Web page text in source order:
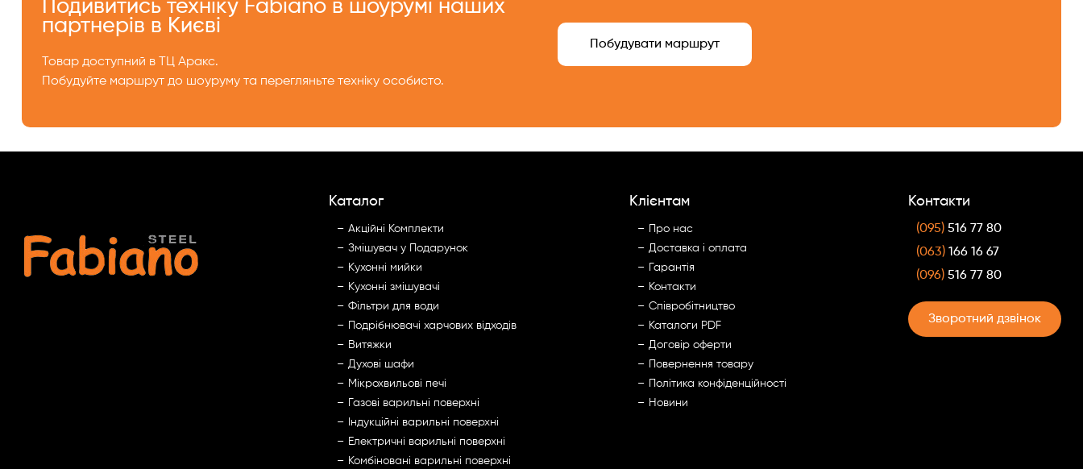
Подивитись техніку Fabiano в шоурумі наших
партнерів в Києві
Товар доступний в ТЦ Аракс.
Побудуйте маршрут до шоуруму та перегляньте техніку особисто.
Побудувати маршрут
Каталог
Акційні Комплекти
Змішувач у Подарунок
Кухонні мийки
Кухонні змішувачі
Фільтри для води
Подрібнювачі харчових відходів
Витяжки
Духові шафи
Мікрохвильові печі
Газові варильні поверхні
Індукційні варильні поверхні
Електричні варильні поверхні
Комбіновані варильні поверхні
Клієнтам
Про нас
Доставка і оплата
Гарантія
Контакти
Cпівробітництво
Каталоги PDF
Договір оферти
Повернення товару
Політика конфіденційності
Новини
Контакти
(095) 516 77 80
(063) 166 16 67
(096) 516 77 80
Зворотний дзвінок